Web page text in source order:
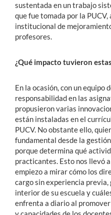
sustentada en un trabajo
que fue tomada por la
institucional de
profesores.
¿Qué impacto tuvieron
En la ocasión, con un equipo
responsabilidad en las
propusieron varias
están instaladas en el
PUCV. No obstante ello,
fundamental desde la
porque determina qué
practicantes. Esto nos llevó
empiezo a mirar cómo los
cargo sin experiencia
interior de su escuela y
enfrenta a diario al